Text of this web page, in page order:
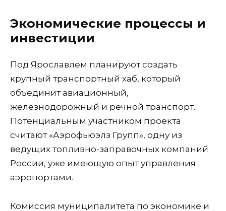
Экономические процессы и
инвестиции
Под Ярославлем планируют создать
крупный транспортный хаб, который
объединит авиационный,
железнодорожный и речной транспорт.
Потенциальным участником проекта
считают «Аэрофьюэлз Групп», одну из
ведущих топливно-заправочных компаний
России, уже имеющую опыт управления
аэропортами.
Комиссия муниципалитета по экономике и